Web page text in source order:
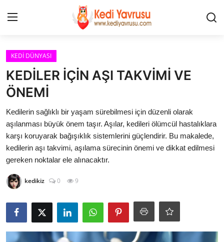
Giriş
İLETİŞİM
HAKKIMIZDA
REKLAM
KEDİ CİNSLERİ
KEDİPEDİA
KEDİ BAKIMI
KEDİ DÜNYASI
KEDİ DÜNYASI
KEDİLER İÇİN AŞI TAKVİMİ VE
ÖNEMİ
Kedilerin sağlıklı bir yaşam sürebilmesi için düzenli olarak
aşılanması büyük önem taşır. Aşılar, kedileri ölümcül hastalıklara
karşı koruyarak bağışıklık sistemlerini güçlendirir. Bu makalede,
kedilerin aşı takvimi, aşılama sürecinin önemi ve dikkat edilmesi
gereken noktalar ele alınacaktır.
kedikiz 0 9